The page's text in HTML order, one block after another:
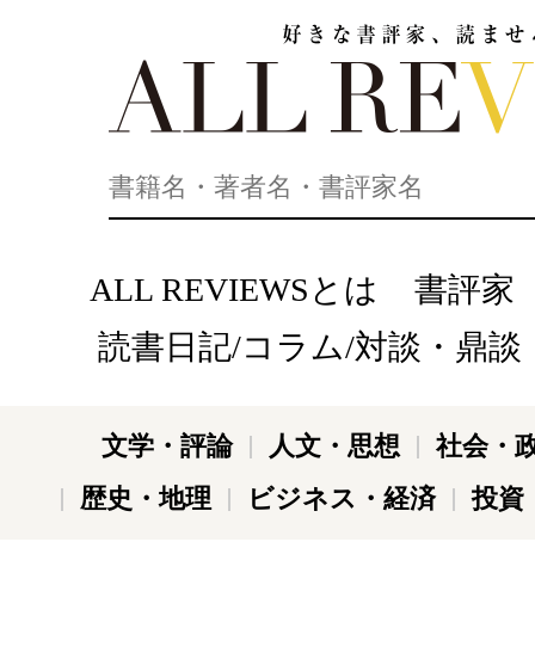
ALL REVIEWSとは
書評家
読書日記/コラム/対談・鼎談
文学・評論 人文・思想
社会・
歴史・地理
ビジネス・経済 投資